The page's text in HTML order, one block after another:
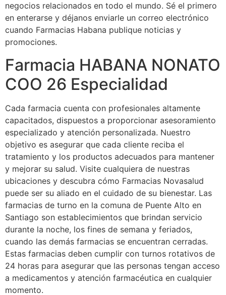
negocios relacionados en todo el mundo. Sé el primero
en enterarse y déjanos enviarle un correo electrónico
cuando Farmacias Habana publique noticias y
promociones.
Farmacia HABANA NONATO
COO 26 Especialidad
Cada farmacia cuenta con profesionales altamente
capacitados, dispuestos a proporcionar asesoramiento
especializado y atención personalizada. Nuestro
objetivo es asegurar que cada cliente reciba el
tratamiento y los productos adecuados para mantener
y mejorar su salud. Visite cualquiera de nuestras
ubicaciones y descubra cómo Farmacias Novasalud
puede ser su aliado en el cuidado de su bienestar. Las
farmacias de turno en la comuna de Puente Alto en
Santiago son establecimientos que brindan servicio
durante la noche, los fines de semana y feriados,
cuando las demás farmacias se encuentran cerradas.
Estas farmacias deben cumplir con turnos rotativos de
24 horas para asegurar que las personas tengan acceso
a medicamentos y atención farmacéutica en cualquier
momento.